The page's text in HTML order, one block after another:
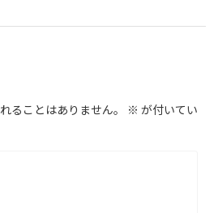
ることはありません。 ※ が付いてい